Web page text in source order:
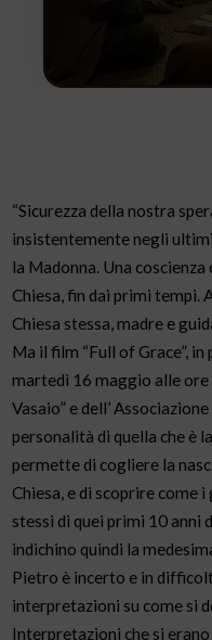
“Sicurezza della nostra
insistentemente negli
la Madonna. Una
Chiesa, fin dai primi tempi.
Chiesa stessa, madre e
Ma il film “Full of Grace”,
martedì 16 maggio alle
Vasaio” e dell’
personalità di quella che è
permette di cogliere la
Chiesa, e di scoprire come
stessi di quei primi 10 anni
indichino quindi la
Pietro è incerto e in
interpretazioni su come si
Interpretazioni che si